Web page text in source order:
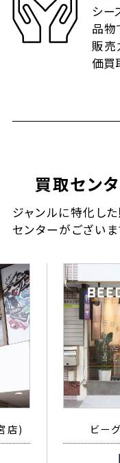
シー
品物
販売
価買
買取セン
ジャンルに特化し
センターがございま
店) ビー